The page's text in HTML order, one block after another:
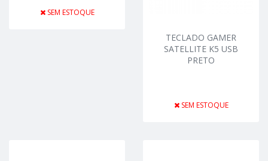
SEM ESTOQUE
TECLADO GAMER
SATELLITE K5 USB
PRETO
SEM ESTOQUE